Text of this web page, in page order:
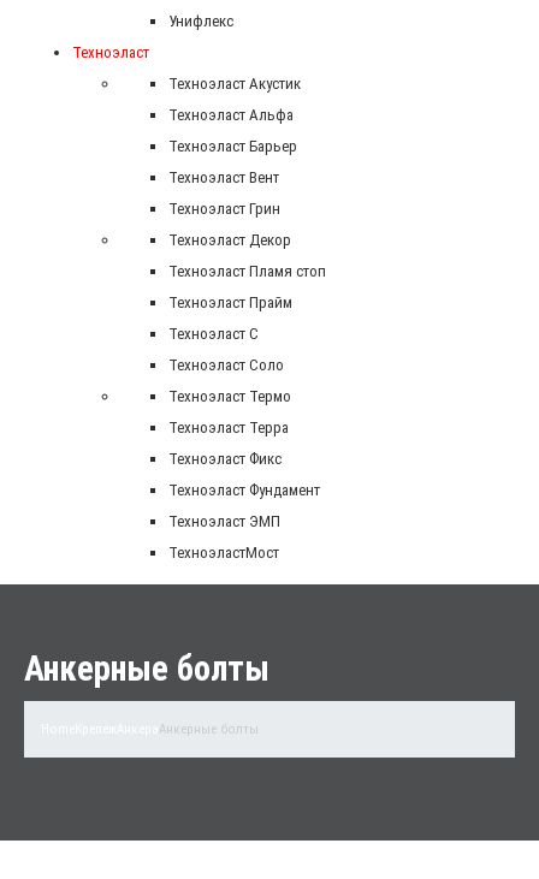
Унифлекс
Техноэласт
Техноэласт Акустик
Техноэласт Альфа
Техноэласт Барьер
Техноэласт Вент
Техноэласт Грин
Техноэласт Декор
Техноэласт Пламя стоп
Техноэласт Прайм
Техноэласт С
Техноэласт Соло
Техноэласт Термо
Техноэласт Терра
Техноэласт Фикс
Техноэласт Фундамент
Техноэласт ЭМП
ТехноэластМост
Анкерные болты
Анкерные болты